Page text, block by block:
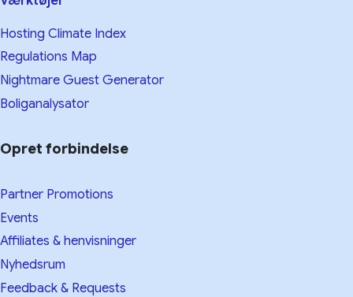
Hosting Climate Index
Regulations Map
Nightmare Guest Generator
Boliganalysator
Opret forbindelse
Partner Promotions
Events
Affiliates & henvisninger
Nyhedsrum
Feedback & Requests